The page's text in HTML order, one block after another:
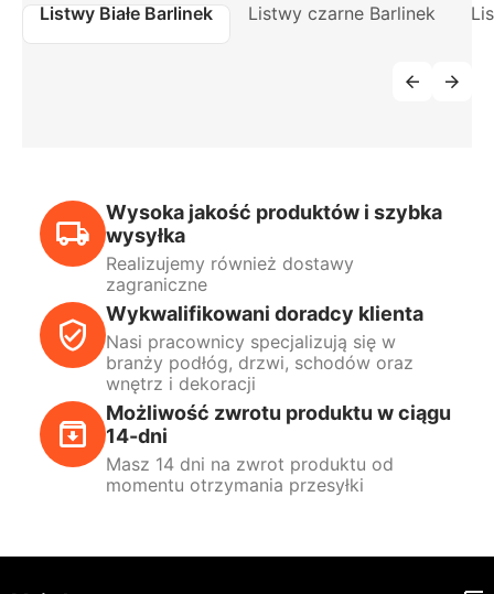
Listwy Białe Barlinek Listwy czarne Barlinek
Wysoka jakość produktów i szybka
wysyłka
Realizujemy również dostawy
zagraniczne
Wykwalifikowani doradcy klienta
Nasi pracownicy specjalizują się w
branży podłóg, drzwi, schodów oraz
wnętrz i dekoracji
Możliwość zwrotu produktu w ciągu
14-dni
Masz 14 dni na zwrot produktu od
momentu otrzymania przesyłki